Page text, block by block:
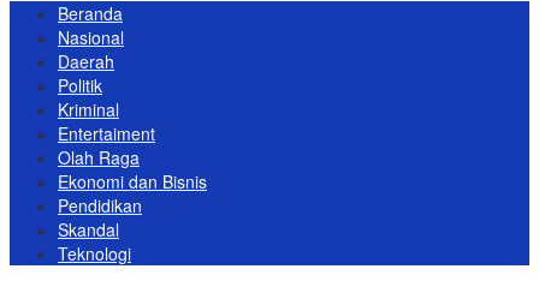
Beranda
Nasional
Daerah
Politik
Kriminal
Entertaiment
Olah Raga
Ekonomi dan Bisnis
Pendidikan
Skandal
Teknologi